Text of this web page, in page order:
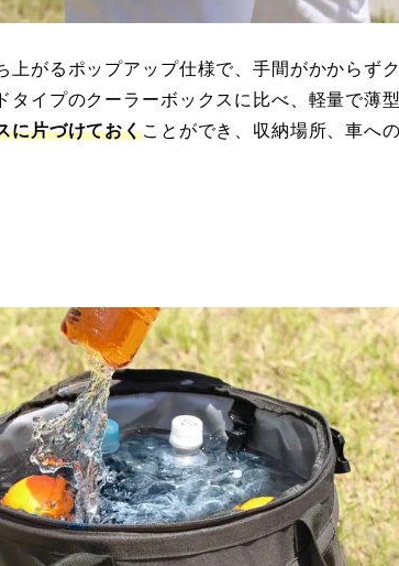
上がるポップアップ仕様で、手間がかからず
イプのクーラーボックスに比べ、軽量で薄
に片づけておくことができ、収納場所、車へ